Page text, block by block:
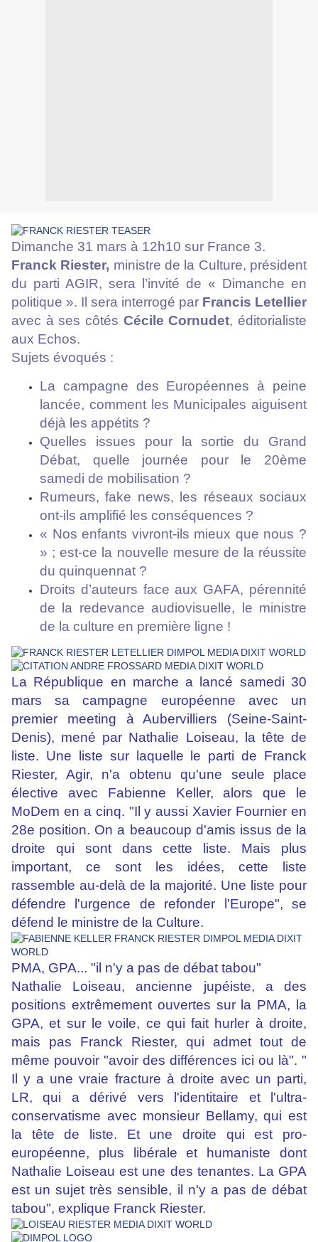
Dimanche 31 mars à 12h10 sur France 3.
Franck Riester, ministre de la Culture, président
du parti AGIR, sera l’invité de « Dimanche en
politique ». Il sera interrogé par Francis Letellier
avec à ses côtés Cécile Cornudet, éditorialiste
aux Echos.
Sujets évoqués :
La campagne des Européennes à peine
lancée, comment les Municipales aiguisent
déjà les appétits ?
Quelles issues pour la sortie du Grand
Débat, quelle journée pour le 20ème
samedi de mobilisation ?
Rumeurs, fake news, les réseaux sociaux
ont-ils amplifié les conséquences ?
« Nos enfants vivront-ils mieux que nous ?
» ; est-ce la nouvelle mesure de la réussite
du quinquennat ?
Droits d’auteurs face aux GAFA, pérennité
de la redevance audiovisuelle, le ministre
de la culture en première ligne !
La République en marche a lancé samedi 30
mars sa campagne européenne avec un
premier meeting à Aubervilliers (Seine-Saint-
Denis), mené par Nathalie Loiseau, la tête de
liste. Une liste sur laquelle le parti de Franck
Riester, Agir, n'a obtenu qu'une seule place
élective avec Fabienne Keller, alors que le
MoDem en a cinq. "Il y aussi Xavier Fournier en
28e position. On a beaucoup d'amis issus de la
droite qui sont dans cette liste. Mais plus
important, ce sont les idées, cette liste
rassemble au-delà de la majorité. Une liste pour
défendre l'urgence de refonder l'Europe", se
défend le ministre de la Culture.
PMA, GPA... "il n'y a pas de débat tabou"
Nathalie Loiseau, ancienne jupéiste, a des
positions extrêmement ouvertes sur la PMA, la
GPA, et sur le voile, ce qui fait hurler à droite,
mais pas Franck Riester, qui admet tout de
même pouvoir "avoir des différences ici ou là". "
Il y a une vraie fracture à droite avec un parti,
LR, qui a dérivé vers l'identitaire et l'ultra-
conservatisme avec monsieur Bellamy, qui est
la tête de liste. Et une droite qui est pro-
européenne, plus libérale et humaniste dont
Nathalie Loiseau est une des tenantes. La GPA
est un sujet très sensible, il n'y a pas de débat
tabou", explique Franck Riester.